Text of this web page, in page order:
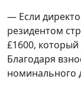
— Если
резидентом
£1600,
Благодаря
номинального